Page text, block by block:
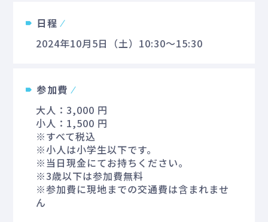
日程
2024年10月5日（土）10:30～15:30
参加費
大人：3,000 円
小人：1,500 円
※すべて税込
※小人は小学生以下です。
※当日現金にてお持ちください。
※3歳以下は参加費無料
※参加費に現地までの交通費は含まれませ
ん